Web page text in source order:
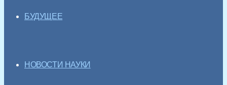
БУДУЩЕЕ
НОВОСТИ НАУКИ